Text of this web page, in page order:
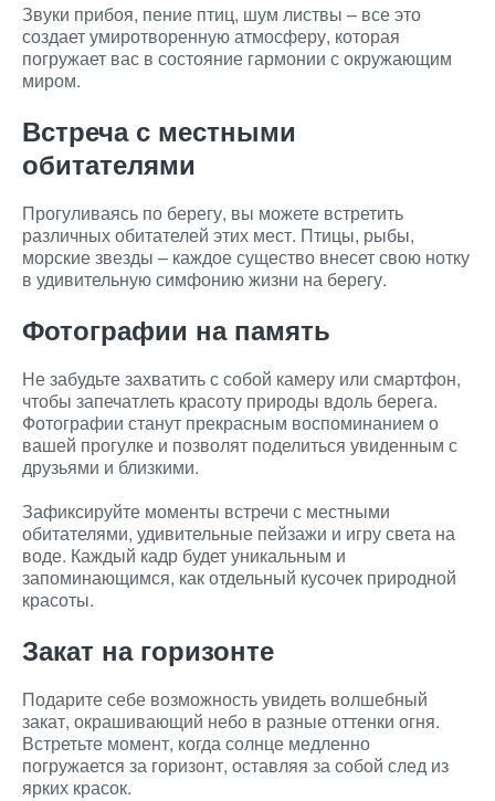
Звуки прибоя, пение птиц, шум листвы – все это
создает умиротворенную атмосферу, которая
погружает вас в состояние гармонии с окружающим
миром.
Встреча с местными
обитателями
Прогуливаясь по берегу, вы можете встретить
различных обитателей этих мест. Птицы, рыбы,
морские звезды – каждое существо внесет свою нотку
в удивительную симфонию жизни на берегу.
Фотографии на память
Не забудьте захватить с собой камеру или смартфон,
чтобы запечатлеть красоту природы вдоль берега.
Фотографии станут прекрасным воспоминанием о
вашей прогулке и позволят поделиться увиденным с
друзьями и близкими.
Зафиксируйте моменты встречи с местными
обитателями, удивительные пейзажи и игру света на
воде. Каждый кадр будет уникальным и
запоминающимся, как отдельный кусочек природной
красоты.
Закат на горизонте
Подарите себе возможность увидеть волшебный
закат, окрашивающий небо в разные оттенки огня.
Встретьте момент, когда солнце медленно
погружается за горизонт, оставляя за собой след из
ярких красок.